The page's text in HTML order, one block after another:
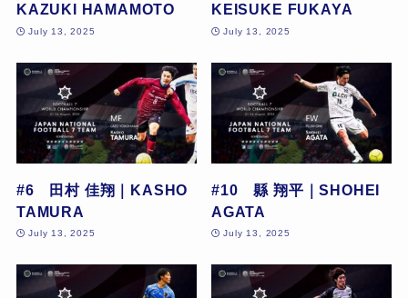
KAZUKI HAMAMOTO
July 13, 2025
KEISUKE FUKAYA
July 13, 2025
#6 田村 佳翔｜KASHO
TAMURA
July 13, 2025
#10 縣 翔平｜SHOHEI
AGATA
July 13, 2025